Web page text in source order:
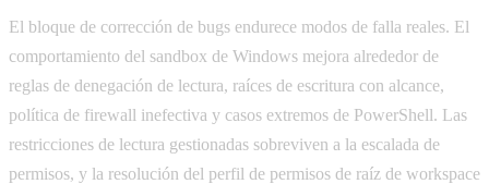
El bloque de corrección de bugs endurece modos de falla reales. El
comportamiento del sandbox de Windows mejora alrededor de
reglas de denegación de lectura, raíces de escritura con alcance,
política de firewall inefectiva y casos extremos de PowerShell. Las
restricciones de lectura gestionadas sobreviven a la escalada de
permisos, y la resolución del perfil de permisos de raíz de workspace